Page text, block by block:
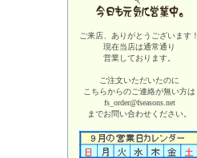
ご来店、ありがとうございます！
現在当店は通常通り
営業しております。
ご注文いただいたのに
こちらからのご連絡が無い方は
fs_order@fseasons.net
までお問い合わせください。